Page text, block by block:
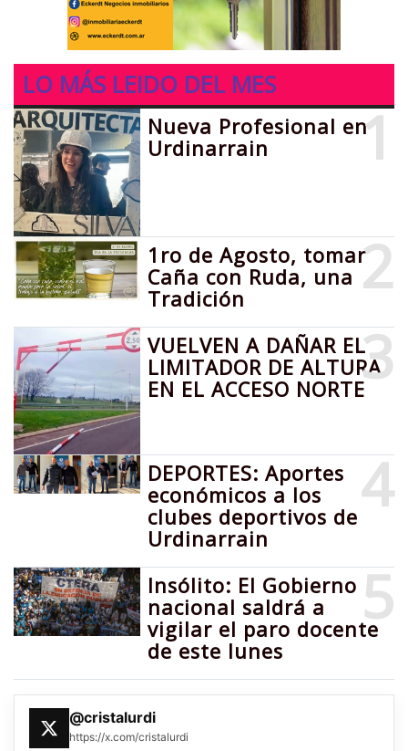
LO MÁS LEIDO DEL MES
1
Nueva Profesional en
Urdinarrain
2
1ro de Agosto, tomar
Caña con Ruda, una
Tradición
3
VUELVEN A DAÑAR EL
LIMITADOR DE ALTURA
EN EL ACCESO NORTE
4
DEPORTES: Aportes
económicos a los
clubes deportivos de
Urdinarrain
5
Insólito: El Gobierno
nacional saldrá a
vigilar el paro docente
de este lunes
@cristalurdi
https://x.com/cristalurdi